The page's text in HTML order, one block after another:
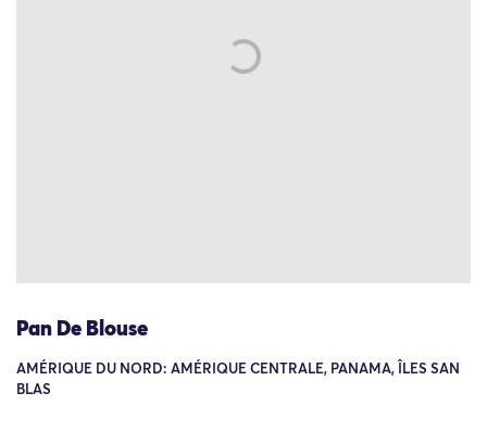
Pan De Blouse
AMÉRIQUE DU NORD: AMÉRIQUE CENTRALE, PANAMA, ÎLES SAN
BLAS